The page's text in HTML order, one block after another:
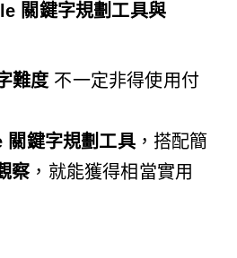
關鍵字規劃工具與
難度 不一定非得使用付
關鍵字規劃工具，搭配簡
察 ，就能獲得相當實用